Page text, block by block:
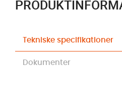
Tekniske specifikationer
Dokumenter